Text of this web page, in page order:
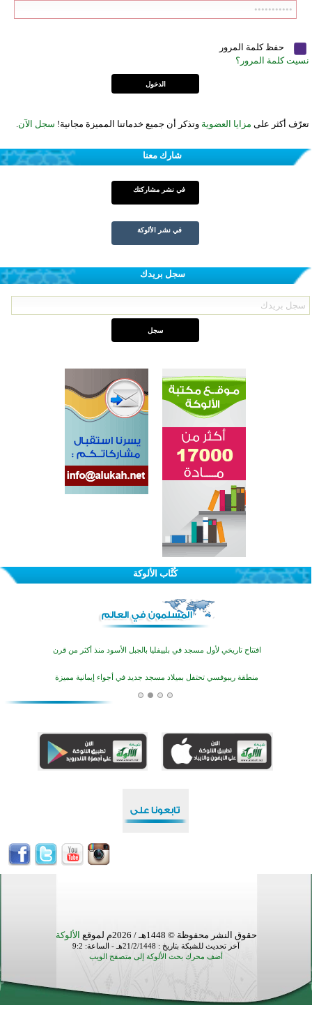
حفظ كلمة المرور
نسيت كلمة المرور؟
تعرّف أكثر على مزايا العضوية وتذكر أن جميع خدماتنا المميزة مجانية! سجل الآن.
شارك معنا
في نشر مشاركتك
في نشر الألوكة
سجل بريدك
كُتَّاب الألوكة
اختتام الدورة التاسعة لمسابقة حفظ وتلاوة القرآن الكريم في أزناكاييف
تيسليتش تختتم برنامجا تعليميا لتعزيز القيم وبناء الشخصية للشباب المسلمين
اختتام منافسات قرآنية متميزة في بنغلاديش بمشاركة 3000 متسابق
أكبر مشروع إسلامي في ريف أستراليا يفتتح أبوابه بعد سنوات من العمل والعطاء
اختتام الدورة التاسعة لمسابقة حفظ وتلاوة القرآن الكريم في أزناكاييف
حقوق النشر محفوظة © 1448هـ / 2026م لموقع الألوكة
آخر تحديث للشبكة بتاريخ : 21/2/1448هـ - الساعة: 9:2
أضف محرك بحث الألوكة إلى متصفح الويب